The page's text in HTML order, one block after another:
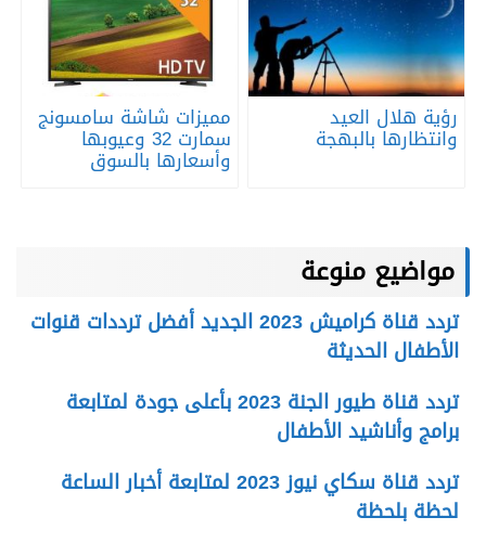
رؤية هلال العيد
وانتظارها بالبهجة
مميزات شاشة سامسونج
سمارت 32 وعيوبها
وأسعارها بالسوق
مواضيع منوعة
تردد قناة كراميش 2023 الجديد أفضل ترددات قنوات
الأطفال الحديثة
تردد قناة طيور الجنة 2023 بأعلى جودة لمتابعة
برامج وأناشيد الأطفال
تردد قناة سكاي نيوز 2023 لمتابعة أخبار الساعة
لحظة بلحظة